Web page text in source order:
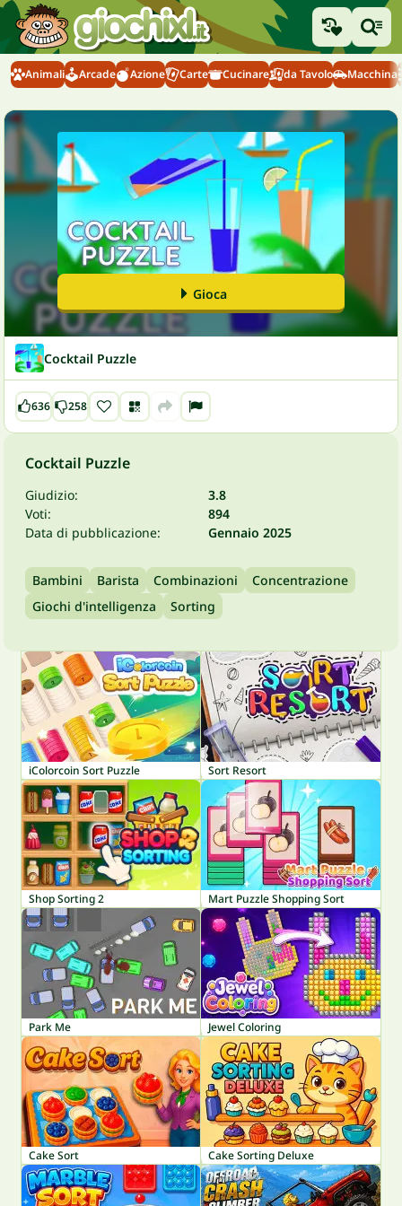
Animali Arcade Azione Carte Cucinare da Tavolo Macchina
Gioca
Cocktail Puzzle
636 258
Cocktail Puzzle
Giudizio:
3.8
Voti:
894
Data di pubblicazione:
Gennaio 2025
Bambini Barista Combinazioni
Concentrazione
Giochi d'intelligenza
Sorting
iColorcoin Sort Puzzle Sort Resort
Shop Sorting 2 Mart Puzzle Shopping Sort
Park Me Jewel Coloring
Cake Sort Cake Sorting Deluxe